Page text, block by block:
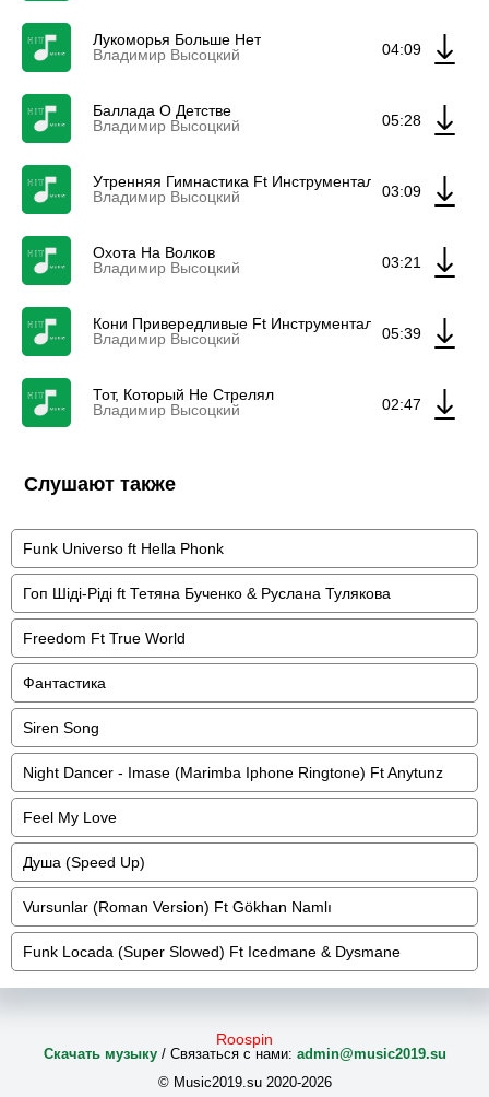
Лукоморья Больше Нет
Владимир Высоцкий
04:09
Баллада О Детстве
Владимир Высоцкий
05:28
Утренняя Гимнастика Ft Инструментальный
Владимир Высоцкий
03:09
Охота На Волков
Владимир Высоцкий
03:21
Кони Привередливые Ft Инструментальный
Владимир Высоцкий
05:39
Тот, Который Не Стрелял
Владимир Высоцкий
02:47
Слушают также
Funk Universo ft Hella Phonk
Гоп Шіді-Ріді ft Тетяна Бученко & Руслана Тулякова
Freedom Ft True World
Фантастика
Siren Song
Night Dancer - Imase (Marimba Iphone Ringtone) Ft Anytunz
Feel My Love
Душа (Speed Up)
Vursunlar (Roman Version) Ft Gökhan Namlı
Funk Locada (Super Slowed) Ft Icedmane & Dysmane
Roospin
Скачать музыку/ Связаться с нами: admin@music2019.su
© Music2019.su 2020-2026